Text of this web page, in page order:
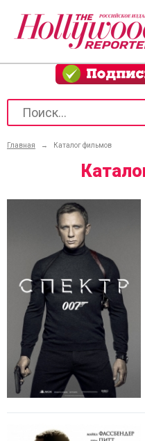
Главная → Каталог фильмов